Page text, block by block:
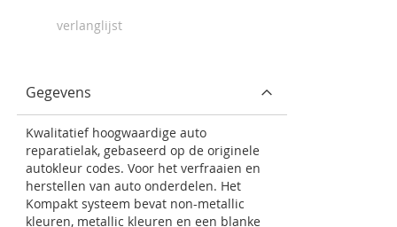
verlanglijst
Gegevens
Kwalitatief hoogwaardige auto
reparatielak, gebaseerd op de originele
autokleur codes. Voor het verfraaien en
herstellen van auto onderdelen. Het
Kompakt systeem bevat non-metallic
kleuren, metallic kleuren en een blanke